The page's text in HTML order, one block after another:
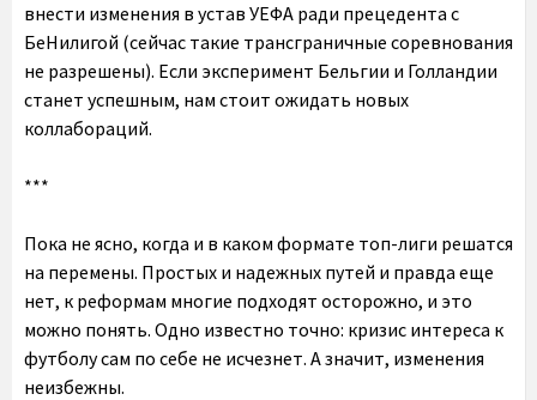
внести изменения в устав УЕФА ради прецедента с
БеНилигой (сейчас такие трансграничные соревнования
не разрешены). Если эксперимент Бельгии и Голландии
станет успешным, нам стоит ожидать новых
коллабораций.
***
Пока не ясно, когда и в каком формате топ-лиги решатся
на перемены. Простых и надежных путей и правда еще
нет, к реформам многие подходят осторожно, и это
можно понять. Одно известно точно: кризис интереса к
футболу сам по себе не исчезнет. А значит, изменения
неизбежны.